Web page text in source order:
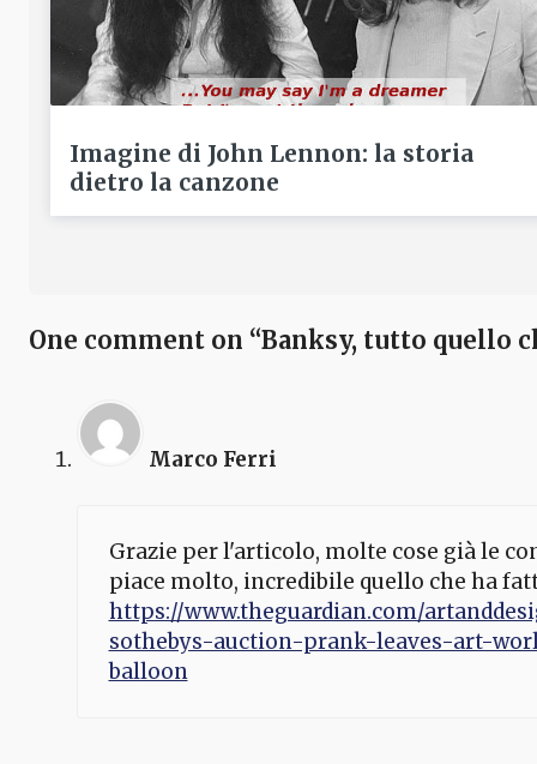
Imagine di John Lennon: la storia
dietro la canzone
One comment on “Banksy, tutto quello
Marco Ferri
Grazie per l'articolo, molte cose già le
piace molto, incredibile quello che ha
https://www.theguardian.com/
sothebys-auction-prank-leaves-art-
balloon